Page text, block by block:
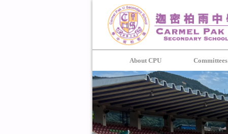
About CPU Committees